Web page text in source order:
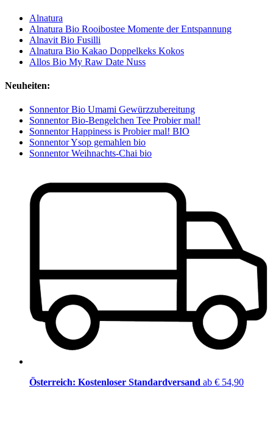
Alnatura
Alnatura Bio Rooibostee Momente der Entspannung
Alnavit Bio Fusilli
Alnatura Bio Kakao Doppelkeks Kokos
Allos Bio My Raw Date Nuss
Neuheiten:
Sonnentor Bio Umami Gewürzzubereitung
Sonnentor Bio-Bengelchen Tee Probier mal!
Sonnentor Happiness is Probier mal! BIO
Sonnentor Ysop gemahlen bio
Sonnentor Weihnachts-Chai bio
Österreich: Kostenloser Standardversand ab € 54,90